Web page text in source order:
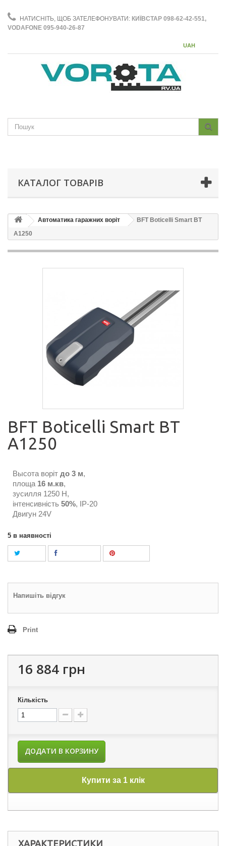
НАТИСНІТЬ, ЩОБ ЗАТЕЛЕФОНУВАТИ: КИЇВСТАР 098-62-42-551,
VODAFONE 095-940-26-87
UAH
КАТАЛОГ ТОВАРІВ
Автоматика гаражних воріт
BFT Boticelli Smart BT
А1250
BFT Boticelli Smart BT
А1250
Высота воріт до 3 м,
площа 16 м.кв,
зусилля 1250 Н,
інтенсивність 50%, ІР-20
Двигун 24V
5 в наявності
Напишіть відгук
Print
16 884 грн
Кількість
ДОДАТИ В КОРЗИНУ
Купити за 1 клік
ХАРАКТЕРИСТИКИ